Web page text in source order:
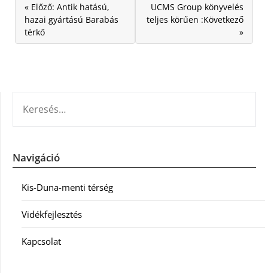
« Előző: Antik hatású,
hazai gyártású Barabás
térkő
UCMS Group könyvelés
teljes körűen :Következő
»
Navigáció
Kis-Duna-menti térség
Vidékfejlesztés
Kapcsolat